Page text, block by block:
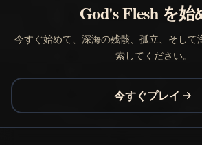
God's Flesh を始
今すぐ始めて、深海の残骸、孤立、そして
索してください。
今すぐプレイ